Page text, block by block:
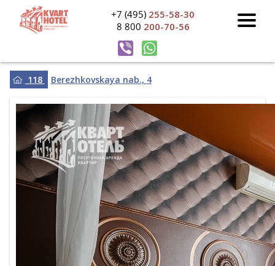
+7 (495) 255-58-30
8 800 200-70-56
118 Berezhkovskaya nab., 4